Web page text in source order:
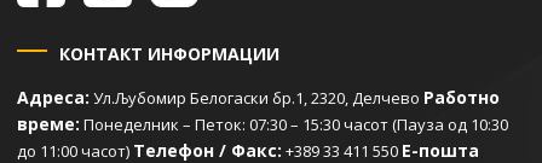
КОНТАКТ ИНФОРМАЦИИ
Адреса: Ул.Љубомир Белогаски бр.1, 2320, Делчево Работно
време: Понеделник – Петок: 07:30 – 15:30 часот (Пауза од 10:30
до 11:00 часот) Телефон / Факс: +389 33 411 550 Е-пошта